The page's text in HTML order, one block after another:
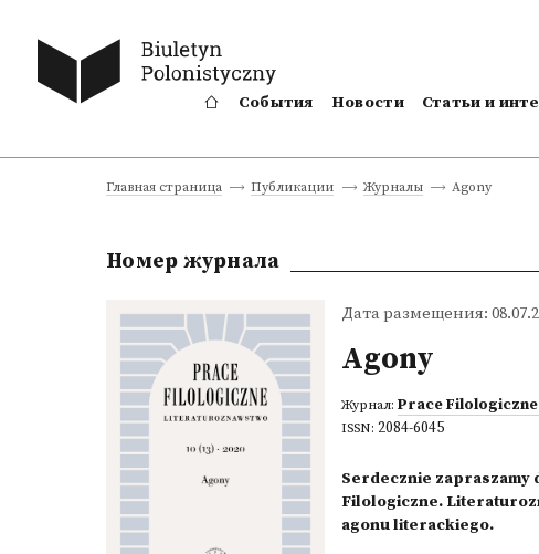
События Новости Статьи и
Главная страница Публикации Журналы Agony
Номер журнала
Дата размещения:
Agony
Журнал: Prace
ISSN: 2084-6045
Serdecznie zapraszamy
Filologiczne.
agonu literackiego.